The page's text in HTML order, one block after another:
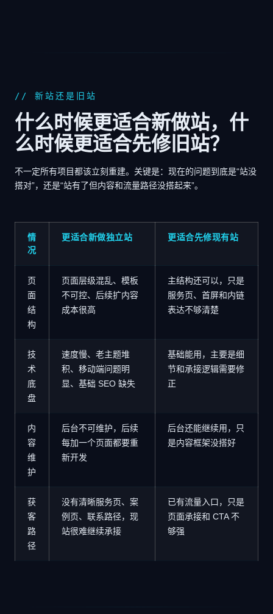
// 新站还是旧站
什么时候更适合新做站，什
么时候更适合先修旧站？
不一定所有项目都该立刻重建。关键是：现在的问题到底是“站没
搭对”，还是“站有了但内容和流量路径没搭起来”。
情
况
更适合新做独立站 更适合先修现有站
页
面
结
构
页面层级混乱、模板
不可控、后续扩内容
成本很高
主结构还可以，只是
服务页、首屏和内链
表达不够清楚
技
术
底
盘
速度慢、老主题堆
积、移动端问题明
显、基础 SEO 缺失
基础能用，主要是细
节和承接逻辑需要修
正
内
容
维
护
后台不可维护，后续
每加一个页面都要重
新开发
后台还能继续用，只
是内容框架没搭好
获
客
路
径
没有清晰服务页、案
例页、联系路径，现
站很难继续承接
已有流量入口，只是
页面承接和 CTA 不
够强